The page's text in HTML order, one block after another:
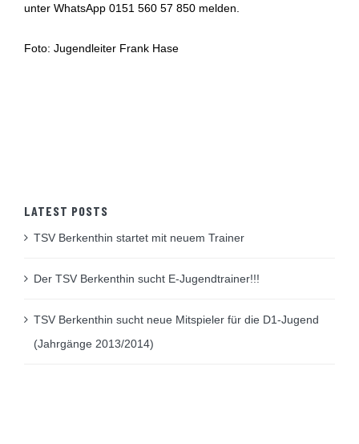
unter WhatsApp 0151 560 57 850 melden.
Foto: Jugendleiter Frank Hase
LATEST POSTS
TSV Berkenthin startet mit neuem Trainer
Der TSV Berkenthin sucht E-Jugendtrainer!!!
TSV Berkenthin sucht neue Mitspieler für die D1-Jugend
(Jahrgänge 2013/2014)